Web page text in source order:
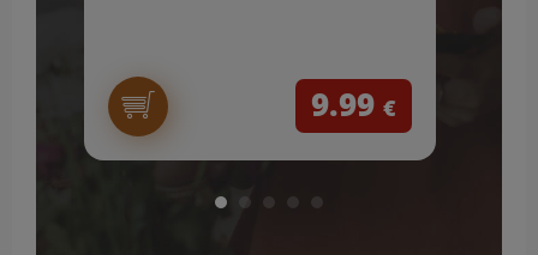
9.99 €